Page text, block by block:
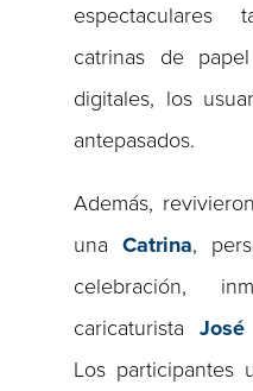
espectaculares
catrinas de
digitales, los
antepasados.
Además,
unaCatrina,
celebración,
caricaturista
Los participantes